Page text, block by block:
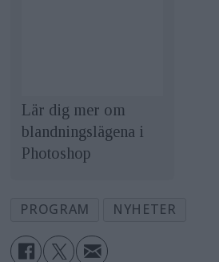
Lär dig mer om
blandningslägena i
Photoshop
PROGRAM NYHETER